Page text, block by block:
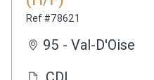
Ref #78621
95 - Val-D'Oise